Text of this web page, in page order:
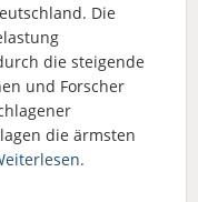
Die
die steigende
und Forscher
die ärmsten